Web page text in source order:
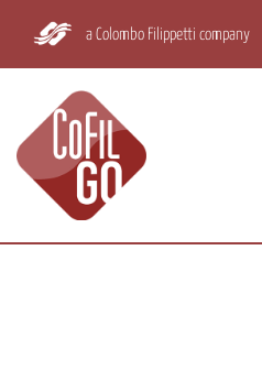
a Colombo Filippetti company